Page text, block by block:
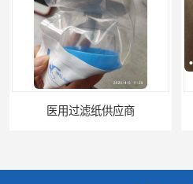
医用过滤纸供应商